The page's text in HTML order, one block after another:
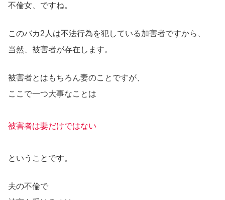
不倫女、ですね。
このバカ2人は不法行為を犯している加害者ですから、
当然、被害者が存在します。
被害者とはもちろん妻のことですが、
ここで一つ大事なことは
被害者は妻だけではない
ということです。
夫の不倫で